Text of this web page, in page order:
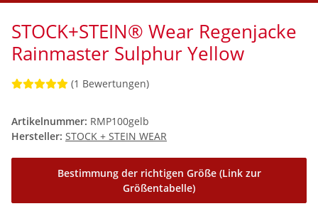
STOCK+STEIN® Wear Regenjacke
Rainmaster Sulphur Yellow
(1 Bewertungen)
Artikelnummer: RMP100gelb
Hersteller: STOCK + STEIN WEAR
Bestimmung der richtigen Größe (Link zur
Größentabelle)